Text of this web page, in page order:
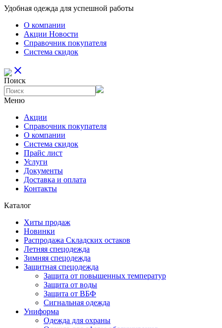
Удобная одежда для успешной работы
О компании
Aкции Новости
Справочник покупателя
Система скидок
close
Поиск
Меню
Aкции
Справочник покупателя
О компании
Система скидок
Прайс лист
Услуги
Документы
Доставка и оплата
Контакты
Каталог
Хиты продаж
Новинки
Распродажа Складских остаков
Летняя спецодежда
Зимняя спецодежда
Защитная спецодежда
Защита от повышенных температур
Защита от воды
Защита от ВБФ
Сигнальная одежда
Униформа
Одежда для охраны